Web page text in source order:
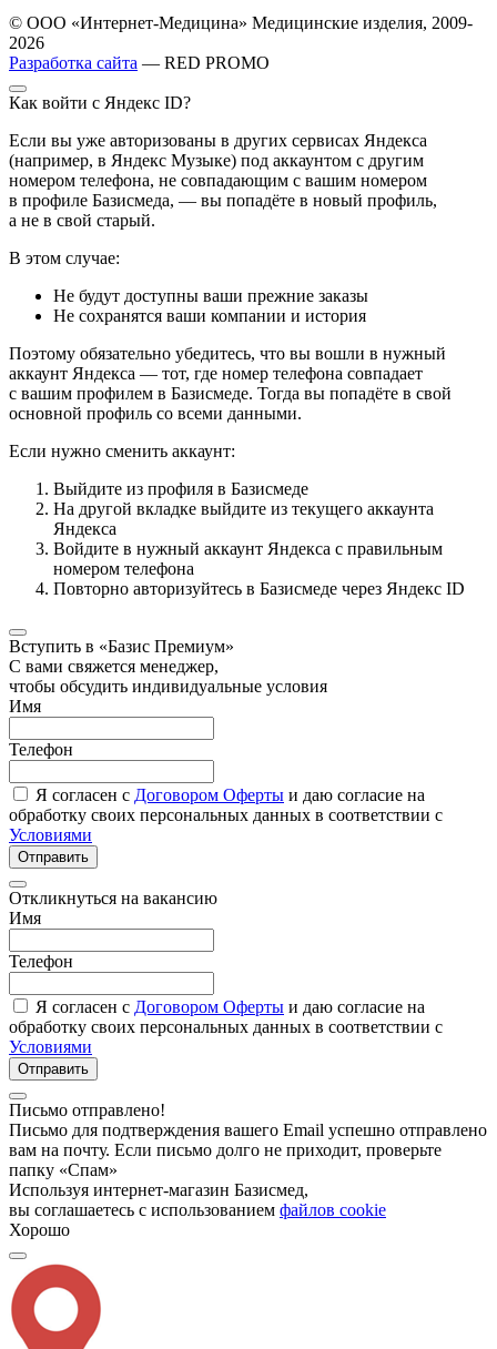
© ООО «Интернет-Медицина» Медицинские изделия, 2009-
2026
Разработка сайта — RED PROMO
Как войти с Яндекс ID?
Если вы уже авторизованы в других сервисах Яндекса
(например, в Яндекс Музыке) под аккаунтом с другим
номером телефона, не совпадающим с вашим номером
в профиле Базисмеда, — вы попадёте в новый профиль,
а не в свой старый.
В этом случае:
Не будут доступны ваши прежние заказы
Не сохранятся ваши компании и история
Поэтому обязательно убедитесь, что вы вошли в нужный
аккаунт Яндекса — тот, где номер телефона совпадает
с вашим профилем в Базисмеде. Тогда вы попадёте в свой
основной профиль со всеми данными.
Если нужно сменить аккаунт:
Выйдите из профиля в Базисмеде
На другой вкладке выйдите из текущего аккаунта
Яндекса
Войдите в нужный аккаунт Яндекса с правильным
номером телефона
Повторно авторизуйтесь в Базисмеде через Яндекс ID
Вступить в «Базис Премиум»
С вами свяжется менеджер,
чтобы обсудить индивидуальные условия
Имя
Телефон
Я согласен с Договором Оферты и даю согласие на
обработку своих персональных данных в соответствии с
Условиями
Отправить
Откликнуться на вакансию
Имя
Телефон
Я согласен с Договором Оферты и даю согласие на
обработку своих персональных данных в соответствии с
Условиями
Отправить
Письмо отправлено!
Письмо для подтверждения вашего Email успешно отправлено
вам на почту. Если письмо долго не приходит, проверьте
папку «Спам»
Используя интернет-магазин Базисмед,
вы соглашаетесь с использованием файлов cookie
Хорошо